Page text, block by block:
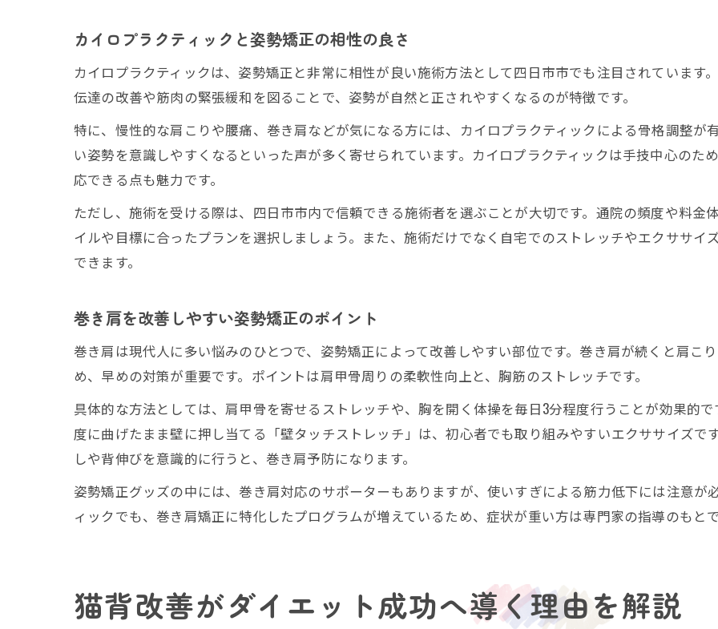
カイロプラクティックと姿勢矯正の相性の良さ
カイロプラクティックは、姿勢矯正と非常に相性が良い施術方法として四日市市でも注目されています
伝達の改善や筋肉の緊張緩和を図ることで、姿勢が自然と正されやすくなるのが特徴です。
特に、慢性的な肩こりや腰痛、巻き肩などが気になる方には、カイロプラクティックによる骨格調整が
い姿勢を意識しやすくなるといった声が多く寄せられています。カイロプラクティックは手技中心のた
応できる点も魅力です。
ただし、施術を受ける際は、四日市市内で信頼できる施術者を選ぶことが大切です。通院の頻度や料金
イルや目標に合ったプランを選択しましょう。また、施術だけでなく自宅でのストレッチやエクササイ
できます。
巻き肩を改善しやすい姿勢矯正のポイント
巻き肩は現代人に多い悩みのひとつで、姿勢矯正によって改善しやすい部位です。巻き肩が続くと肩こ
め、早めの対策が重要です。ポイントは肩甲骨周りの柔軟性向上と、胸筋のストレッチです。
具体的な方法としては、肩甲骨を寄せるストレッチや、胸を開く体操を毎日3分程度行うことが効果的
度に曲げたまま壁に押し当てる「壁タッチストレッチ」は、初心者でも取り組みやすいエクササイズで
しや背伸びを意識的に行うと、巻き肩予防になります。
姿勢矯正グッズの中には、巻き肩対応のサポーターもありますが、使いすぎによる筋力低下には注意が
ィックでも、巻き肩矯正に特化したプログラムが増えているため、症状が重い方は専門家の指導のもと
猫背改善がダイエット成功へ導く理由を解説